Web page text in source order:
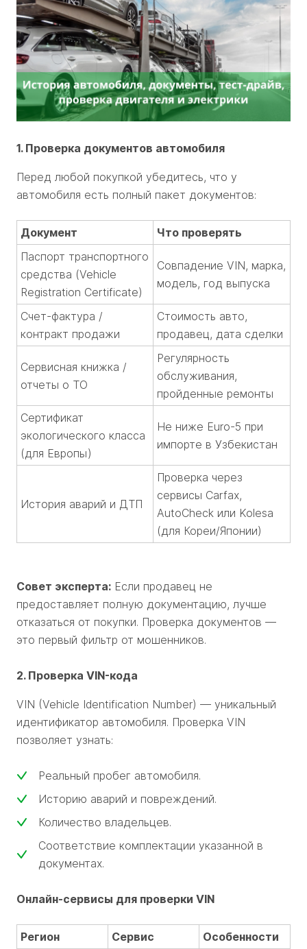
1. Проверка документов автомобиля
Перед любой покупкой убедитесь, что у
автомобиля есть полный пакет документов:
Документ
Что проверять
Паспорт транспортного
средства (Vehicle
Registration Certificate)
Совпадение VIN, марка,
модель, год выпуска
Счет-фактура /
контракт продажи
Стоимость авто,
продавец, дата сделки
Сервисная книжка /
отчеты о ТО
Регулярность
обслуживания,
пройденные ремонты
Сертификат
экологического класса
(для Европы)
Не ниже Euro-5 при
импорте в Узбекистан
История аварий и ДТП
Проверка через
сервисы Carfax,
AutoCheck или Kolesa
(для Кореи/Японии)
Совет эксперта: Если продавец не
предоставляет полную документацию, лучше
отказаться от покупки. Проверка документов —
это первый фильтр от мошенников.
2. Проверка VIN-кода
VIN (Vehicle Identification Number) — уникальный
идентификатор автомобиля. Проверка VIN
позволяет узнать:
Реальный пробег автомобиля.
Историю аварий и повреждений.
Количество владельцев.
Соответствие комплектации указанной в
документах.
Онлайн-сервисы для проверки VIN
Регион Сервис Особенности